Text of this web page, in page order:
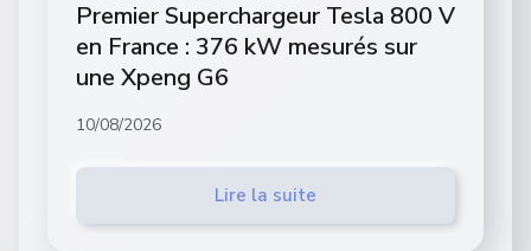
Premier Superchargeur Tesla 800 V
en France : 376 kW mesurés sur
une Xpeng G6
10/08/2026
Lire la suite